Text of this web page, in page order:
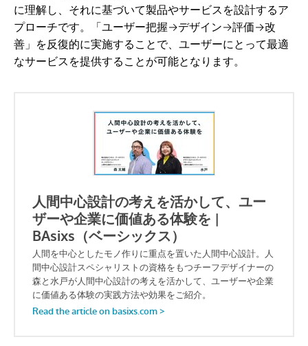
に理解し、それに基づいて製品やサービスを設計するア
プローチです。「ユーザー把握→デザイン→評価→改
善」を反復的に実施することで、ユーザーにとって最適
なサービスを提供することが可能となります。